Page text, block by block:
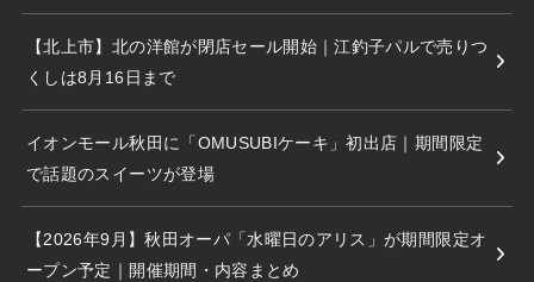
【北上市】北の洋館が閉店セール開始｜江釣子パルで売りつ
くしは8月16日まで
イオンモール秋田に「OMUSUBIケーキ」初出店｜期間限定
で話題のスイーツが登場
【2026年9月】秋田オーパ「水曜日のアリス」が期間限定オ
ープン予定｜開催期間・内容まとめ